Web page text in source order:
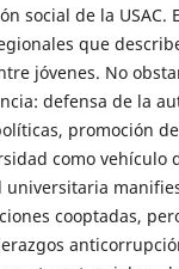
social de la USAC.
que
jóvenes. No
defensa de la
promoción
como vehículo
cooptadas,